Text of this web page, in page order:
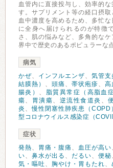
血管内に直接投与し、効率的
す。サプリメント等の経口摂
血中濃度を高めるため、多忙
に全身へ届けられるのが特徴
さ、肌の悩みなど、多角的な
界中で歴史のあるポピュラーな
病気
かぜ、 インフルエンザ、 気管支
結膜熱） 、 頭痛 、 帯状疱疹、 高
腸炎） 、 脂質異常症（高脂血症
瘍、 胃潰瘍、 逆流性食道炎 、
炎 、慢性閉塞性肺疾患（COPD
型コロナウイルス感染症（
症状
発熱、 胃痛・腹痛 、 血圧が高い
い、 鼻水が出る 、 だるい、 便秘
気・嘔吐、 胸やけ・胃もたれ、